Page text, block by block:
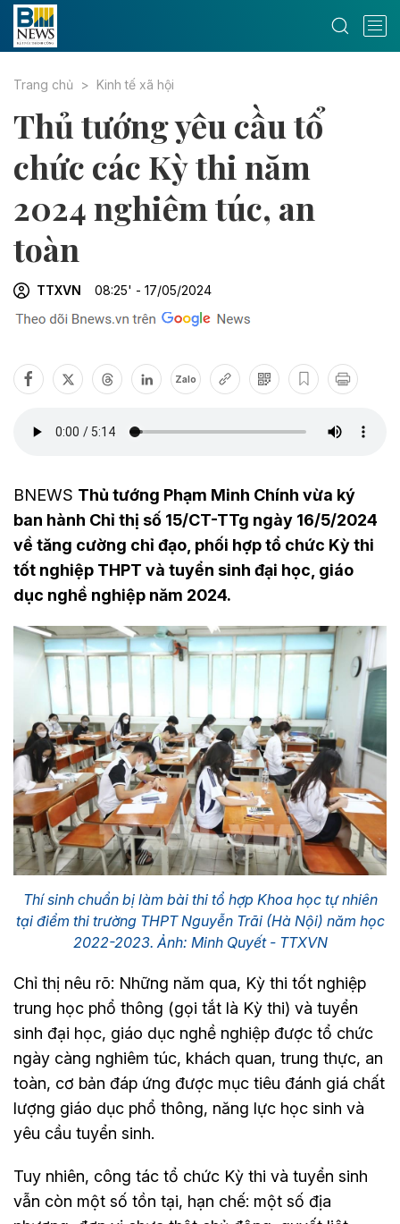
Trang chủ Kinh tế xã hội
Thủ tướng yêu cầu tổ
chức các Kỳ thi năm
2024 nghiêm túc, an
toàn
TTXVN 08:25' - 17/05/2024
Zalo
BNEWS Thủ tướng Phạm Minh Chính vừa ký
ban hành Chỉ thị số 15/CT-TTg ngày 16/5/2024
về tăng cường chỉ đạo, phối hợp tổ chức Kỳ thi
tốt nghiệp THPT và tuyển sinh đại học, giáo
dục nghề nghiệp năm 2024.
Thí sinh chuẩn bị làm bài thi tổ hợp Khoa học tự nhiên
tại điểm thi trường THPT Nguyễn Trãi (Hà Nội) năm học
2022-2023. Ảnh: Minh Quyết - TTXVN
Chỉ thị nêu rõ: Những năm qua, Kỳ thi tốt nghiệp
trung học phổ thông (gọi tắt là Kỳ thi) và tuyển
sinh đại học, giáo dục nghề nghiệp được tổ chức
ngày càng nghiêm túc, khách quan, trung thực, an
toàn, cơ bản đáp ứng được mục tiêu đánh giá chất
lượng giáo dục phổ thông, năng lực học sinh và
yêu cầu tuyển sinh.
Tuy nhiên, công tác tổ chức Kỳ thi và tuyển sinh
vẫn còn một số tồn tại, hạn chế: một số địa